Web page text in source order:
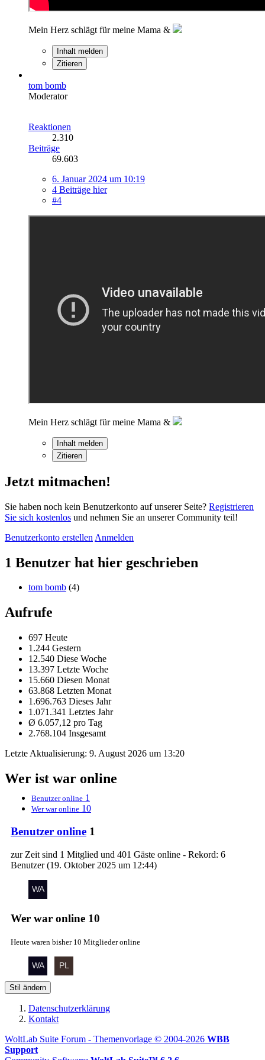
Mein Herz schlägt für meine Mama &
Inhalt melden
Zitieren
tom bomb
Moderator
Reaktionen
2.310
Beiträge
69.603
6. Januar 2024 um 10:19
4 Beiträge hier
#4
Mein Herz schlägt für meine Mama &
Inhalt melden
Zitieren
Jetzt mitmachen!
Sie haben noch kein Benutzerkonto auf unserer Seite? Registrieren
Sie sich kostenlos und nehmen Sie an unserer Community teil!
Benutzerkonto erstellen Anmelden
1 Benutzer hat hier geschrieben
tom bomb (4)
Aufrufe
697 Heute
1.244 Gestern
12.540 Diese Woche
13.397 Letzte Woche
15.660 Diesen Monat
63.868 Letzten Monat
1.696.763 Dieses Jahr
1.071.341 Letztes Jahr
Ø 6.057,12 pro Tag
2.768.104 Insgesamt
Letzte Aktualisierung: 9. August 2026 um 13:20
Wer ist war online
Benutzer online 1
Wer war online 10
Benutzer online 1
zur Zeit sind 1 Mitglied und 401 Gäste online - Rekord: 6
Benutzer (19. Oktober 2025 um 12:44)
Wer war online 10
Heute waren bisher 10 Mitglieder online
Stil ändern
Datenschutzerklärung
Kontakt
WoltLab Suite Forum - Themenvorlage © 2004-2026 WBB
Support